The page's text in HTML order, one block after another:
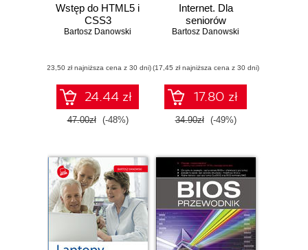
Wstęp do HTML5 i
CSS3
Bartosz Danowski
(23,50 zł najniższa cena z 30 dni)
24.44 zł
47.00zł (-48%)
Internet. Dla
seniorów
Bartosz Danowski
(17,45 zł najniższa cena z 30 dni)
17.80 zł
34.90zł (-49%)